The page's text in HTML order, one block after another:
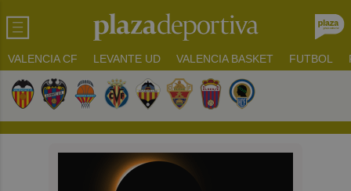
VALENCIA CF LEVANTE UD VALENCIA BASKET FUTBOL